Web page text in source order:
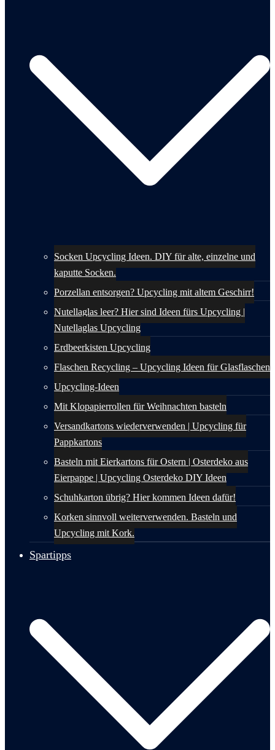
Socken Upcycling Ideen. DIY für alte, einzelne und
kaputte Socken.
Porzellan entsorgen? Upcycling mit altem Geschirr!
Nutellaglas leer? Hier sind Ideen fürs Upcycling |
Nutellaglas Upcycling
Erdbeerkisten Upcycling
Flaschen Recycling – Upcycling Ideen für Glasflaschen
Upcycling-Ideen
Mit Klopapierrollen für Weihnachten basteln
Versandkartons wiederverwenden | Upcycling für
Pappkartons
Basteln mit Eierkartons für Ostern | Osterdeko aus
Eierpappe | Upcycling Osterdeko DIY Ideen
Schuhkarton übrig? Hier kommen Ideen dafür!
Korken sinnvoll weiterverwenden. Basteln und
Upcycling mit Kork.
Spartipps